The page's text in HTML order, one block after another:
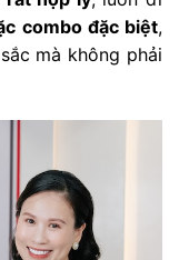
combo đặc biệt,
mà không phải